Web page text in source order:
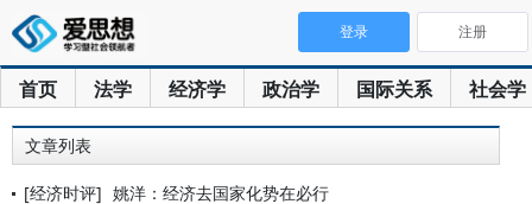
首页 法学 经济学 政治学 国际关系 社会学
登录 注册
文章列表
[经济时评] 姚洋：经济去国家化势在必行